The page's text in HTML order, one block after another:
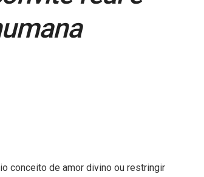
conceito de amor divino ou restringir